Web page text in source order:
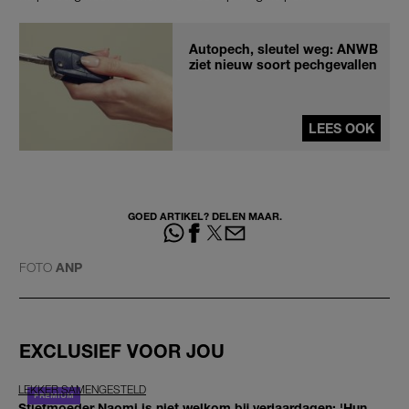
Autopech, sleutel weg: ANWB
ziet nieuw soort pechgevallen
LEES OOK
GOED ARTIKEL? DELEN MAAR.
FOTO ANP
EXCLUSIEF VOOR JOU
LEKKER SAMENGESTELD